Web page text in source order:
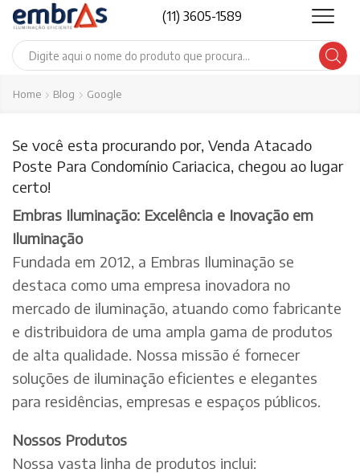
(11) 3605-1589
Search
Home Blog Google
Se você esta procurando por, Venda Atacado
Poste Para Condomínio Cariacica, chegou ao lugar
certo!
Embras Iluminação: Excelência e Inovação em
Iluminação
Fundada em 2012, a Embras Iluminação se
destaca como uma empresa inovadora no
mercado de iluminação, atuando como fabricante
e distribuidora de uma ampla gama de produtos
de alta qualidade. Nossa missão é fornecer
soluções de iluminação eficientes e elegantes
para residências, empresas e espaços públicos.
Nossos Produtos
Nossa vasta linha de produtos inclui: